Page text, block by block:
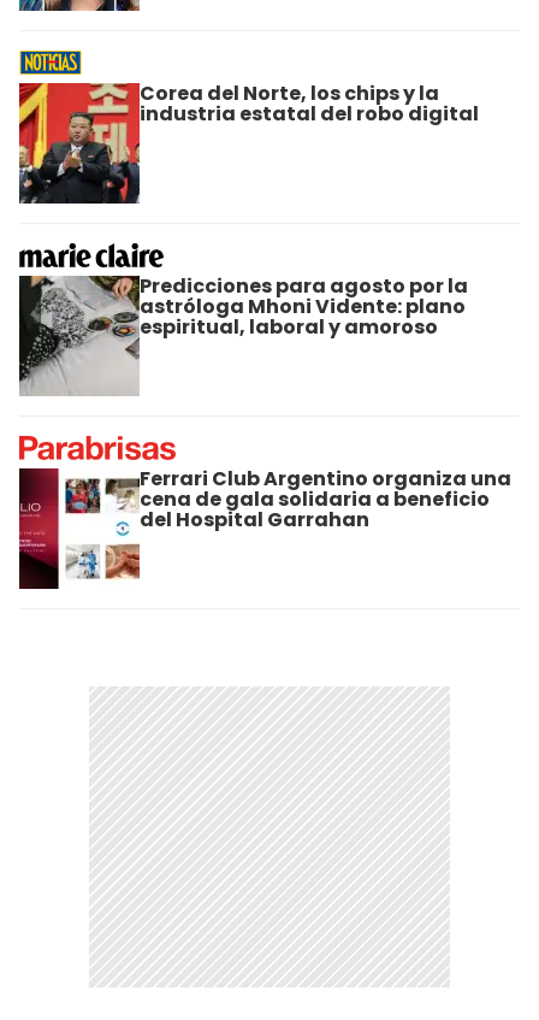
Corea del Norte, los chips y la
industria estatal del robo digital
Predicciones para agosto por la
astróloga Mhoni Vidente: plano
espiritual, laboral y amoroso
Ferrari Club Argentino organiza una
cena de gala solidaria a beneficio
del Hospital Garrahan